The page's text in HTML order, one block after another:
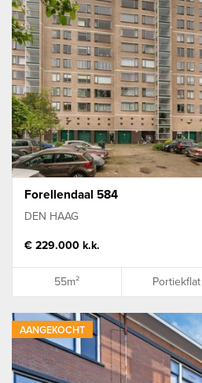
Forellendaal 584
DEN HAAG
€ 229.000 k.k.
55m² Portiekflat
AANGEKOCHT